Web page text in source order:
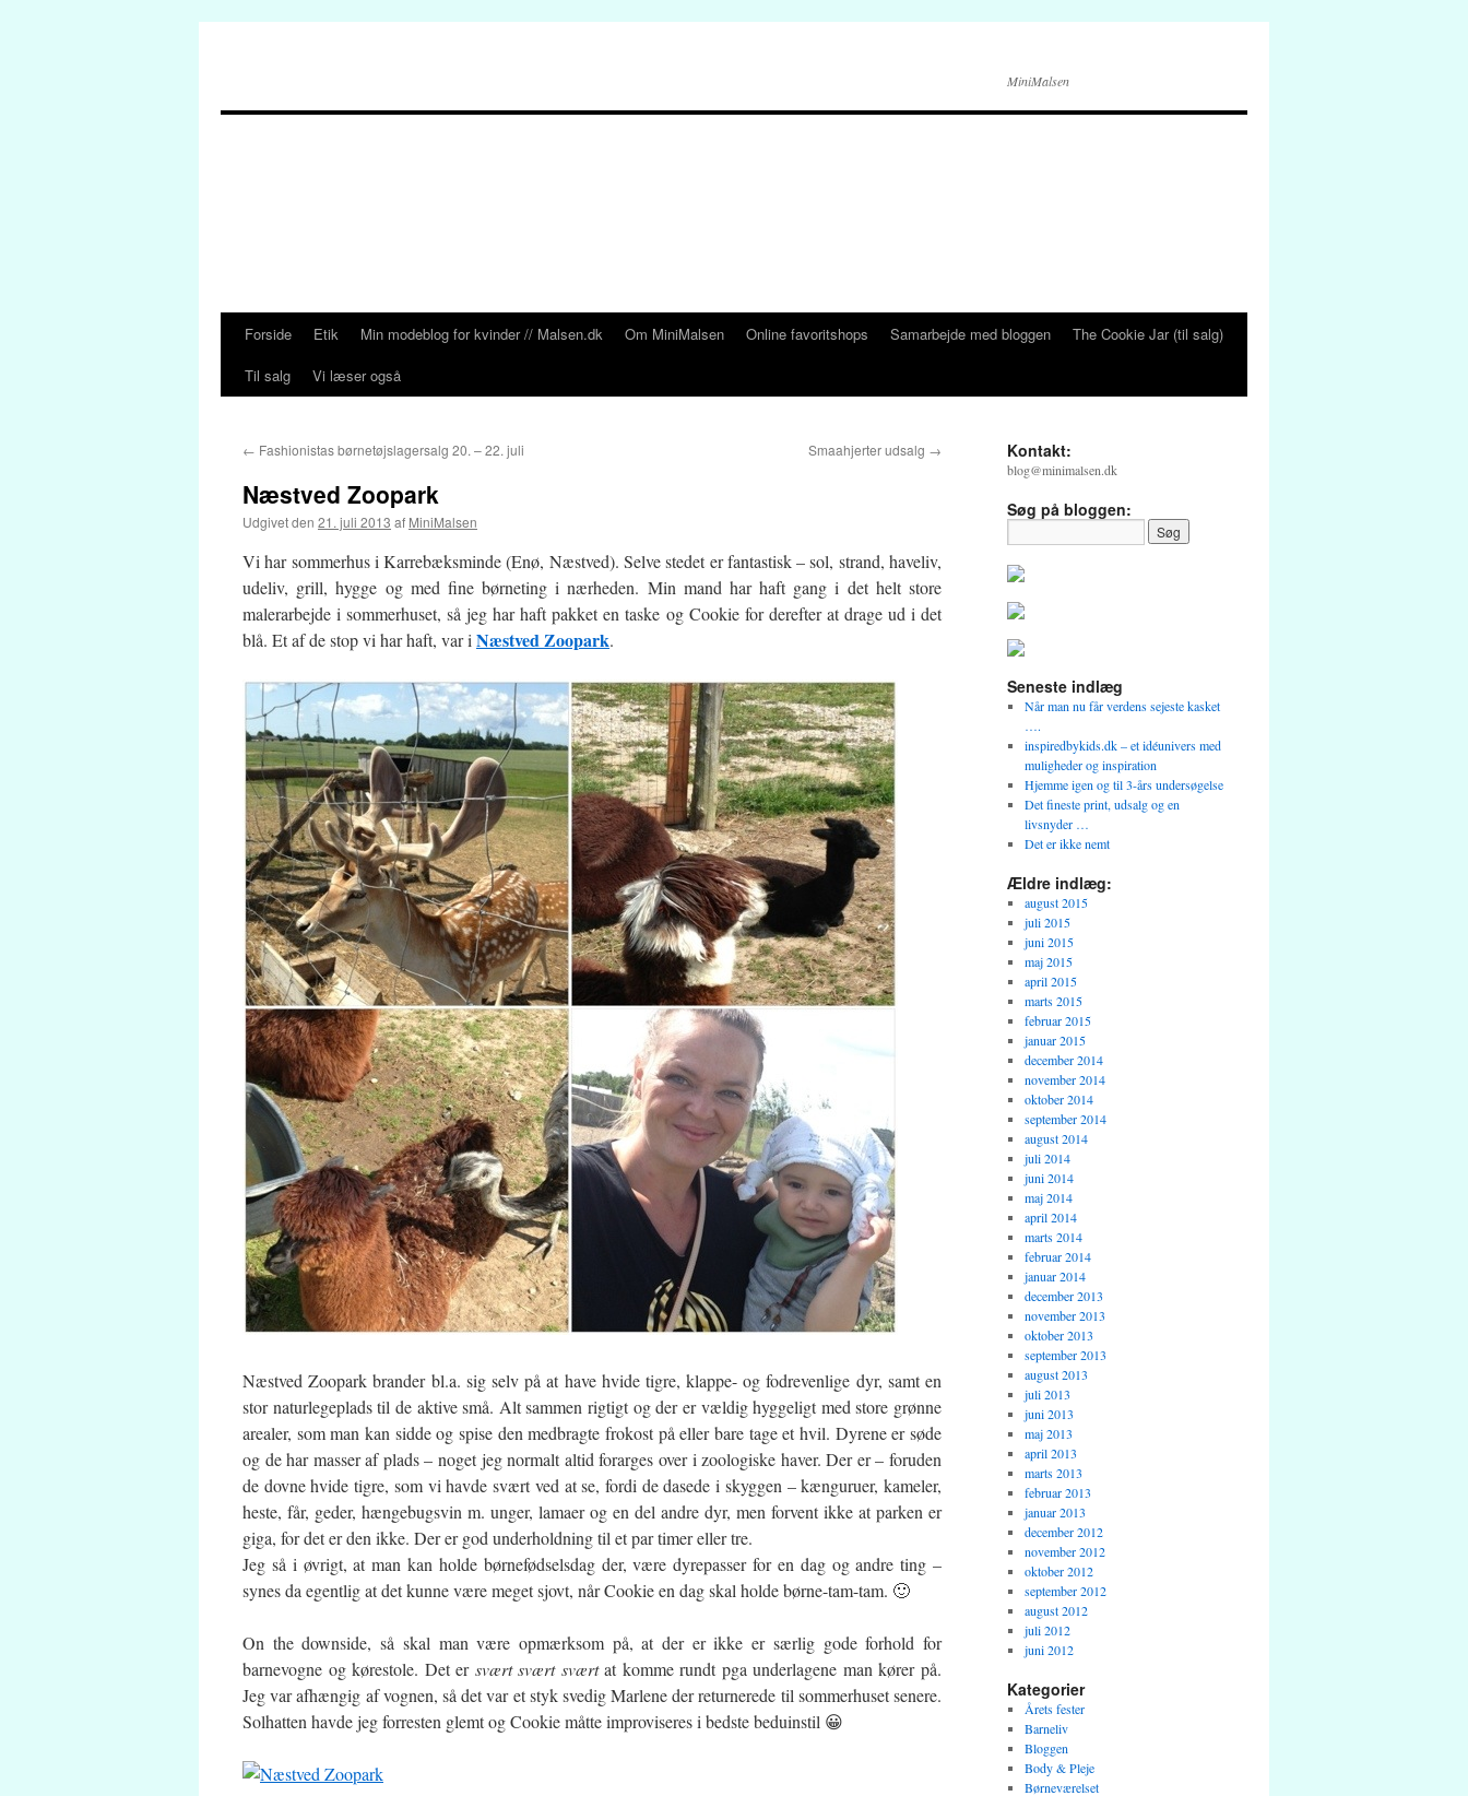
MiniMalsen
HopForside Etik Min modeblog for kvinder // Malsen.dk Om MiniMalsen Online favoritshops Samarbejde med bloggen
The Cookie Jar (til salg)
Til salg
Vi læser også
← Fashionistas børnetøjslagersalg 20. – 22. juli Smaahjerter udsalg →
Næstved Zoopark
Udgivet den 21. juli 2013 af MiniMalsen
Vi har sommerhus i Karrebæksminde (Enø, Næstved). Selve stedet er fantastisk – sol, strand, haveliv,
udeliv, grill, hygge og med fine børneting i nærheden. Min mand har haft gang i det helt store
malerarbejde i sommerhuset, så jeg har haft pakket en taske og Cookie for derefter at drage ud i det
blå. Et af de stop vi har haft, var i Næstved Zoopark.
Næstved Zoopark brander bl.a. sig selv på at have hvide tigre, klappe- og fodrevenlige dyr, samt en
stor naturlegeplads til de aktive små. Alt sammen rigtigt og der er vældig hyggeligt med store grønne
arealer, som man kan sidde og spise den medbragte frokost på eller bare tage et hvil. Dyrene er søde
og de har masser af plads – noget jeg normalt altid forarges over i zoologiske haver. Der er – foruden
de dovne hvide tigre, som vi havde svært ved at se, fordi de dasede i skyggen – kænguruer, kameler,
heste, får, geder, hængebugsvin m. unger, lamaer og en del andre dyr, men forvent ikke at parken er
giga, for det er den ikke. Der er god underholdning til et par timer eller tre.
Jeg så i øvrigt, at man kan holde børnefødselsdag der, være dyrepasser for en dag og andre ting –
synes da egentlig at det kunne være meget sjovt, når Cookie en dag skal holde børne-tam-tam. 🙂
On the downside, så skal man være opmærksom på, at der er ikke er særlig gode forhold for
barnevogne og kørestole. Det er svært svært sværtat komme rundt pga underlagene man kører på.
Jeg var afhængig af vognen, så det var et styk svedig Marlene der returnerede til sommerhuset senere.
Solhatten havde jeg forresten glemt og Cookie måtte improviseres i bedste beduinstil 😀
Kontakt:
blog@minimalsen.dk
Søg på bloggen:
Seneste indlæg
Når man nu får verdens sejeste kasket
….
inspiredbykids.dk – et idéunivers med
muligheder og inspiration
Hjemme igen og til 3-års undersøgelse
Det fineste print, udsalg og en
livsnyder …
Det er ikke nemt
Ældre indlæg:
august 2015
juli 2015
juni 2015
maj 2015
april 2015
marts 2015
februar 2015
januar 2015
december 2014
november 2014
oktober 2014
september 2014
august 2014
juli 2014
juni 2014
maj 2014
april 2014
marts 2014
februar 2014
januar 2014
december 2013
november 2013
oktober 2013
september 2013
august 2013
juli 2013
juni 2013
maj 2013
april 2013
marts 2013
februar 2013
januar 2013
december 2012
november 2012
oktober 2012
september 2012
august 2012
juli 2012
juni 2012
Kategorier
Årets fester
Barneliv
Bloggen
Body & Pleje
Børneværelset